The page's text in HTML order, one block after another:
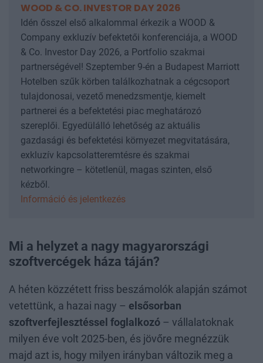
WOOD & CO. INVESTOR DAY 2026
Idén ősszel első alkalommal érkezik a WOOD &
Company exkluzív befektetői konferenciája, a WOOD
& Co. Investor Day 2026, a Portfolio szakmai
partnerségével! Szeptember 9-én a Budapest Marriott
Hotelben szűk körben találkozhatnak a cégcsoport
tulajdonosai, vezető menedzsmentje, kiemelt
partnerei és a befektetési piac meghatározó
szereplői. Egyedülálló lehetőség az aktuális
gazdasági és befektetési környezet megvitatására,
exkluzív kapcsolatteremtésre és szakmai
networkingre – kötetlenül, magas szinten, első
kézből.
Információ és jelentkezés
Mi a helyzet a nagy magyarországi
szoftvercégek háza táján?
A héten közzétett friss beszámolók alapján számot
vetettünk, a hazai nagy – elsősorban
szoftverfejlesztéssel foglalkozó – vállalatoknak
milyen éve volt 2025-ben, és jövőre megnézzük
majd azt is, hogy milyen irányban változik meg a